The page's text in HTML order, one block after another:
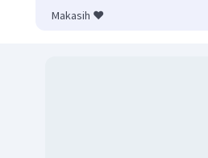
Makasih ❤️